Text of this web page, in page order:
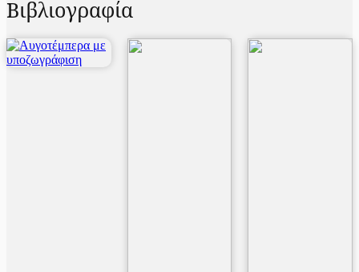
Βιβλιογραφία